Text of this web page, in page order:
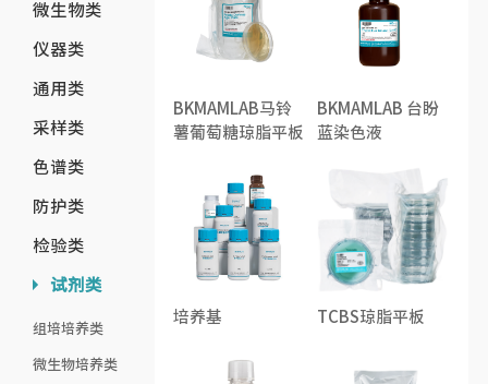
微生物类
仪器类
通用类
采样类
色谱类
防护类
检验类
试剂类
组培培养类
微生物培养类
BKMAMLAB马铃
薯葡萄糖琼脂平板
BKMAMLAB 台盼
蓝染色液
培养基 TCBS琼脂平板